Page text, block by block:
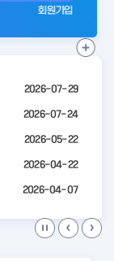
회원가입
2026-07-29
2026-07-24
2026-05-22
2026-04-22
2026-04-07
공